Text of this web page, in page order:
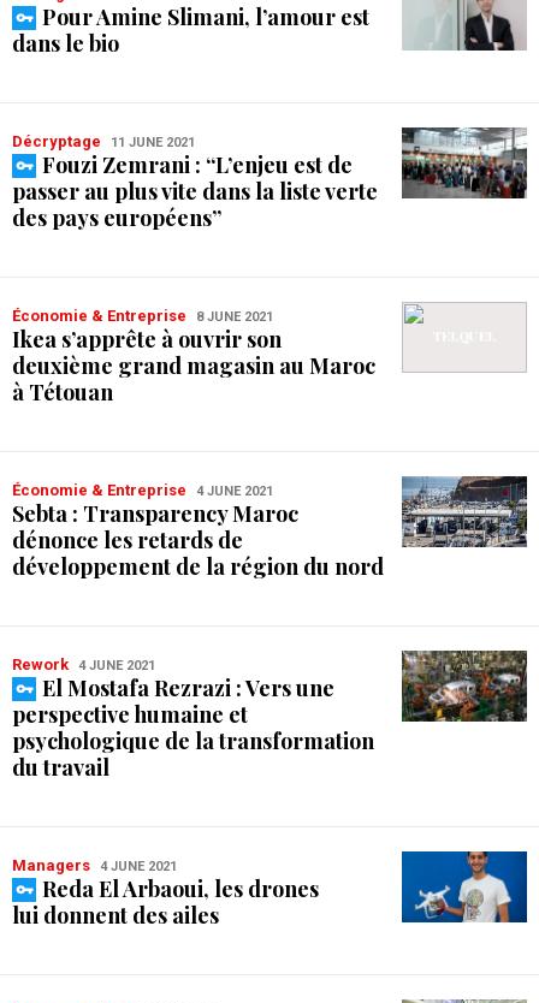
Pour Amine Slimani, l’amour est
dans le bio
Décryptage 11 JUNE 2021
Fouzi Zemrani : “L’enjeu est de
passer au plus vite dans la liste verte
des pays européens”
Économie & Entreprise 8 JUNE 2021
Ikea s’apprête à ouvrir son
deuxième grand magasin au Maroc
à Tétouan
Économie & Entreprise 4 JUNE 2021
Sebta : Transparency Maroc
dénonce les retards de
développement de la région du nord
Rework 4 JUNE 2021
El Mostafa Rezrazi : Vers une
perspective humaine et
psychologique de la transformation
du travail
Managers 4 JUNE 2021
Reda El Arbaoui, les drones
lui donnent des ailes